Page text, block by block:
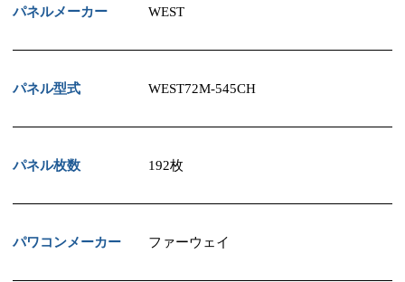
パネルメーカー WEST
パネル型式 WEST72M-545CH
パネル枚数 192枚
パワコンメーカー ファーウェイ